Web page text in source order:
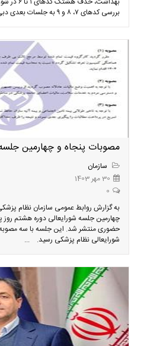
بررسی کدهای ۷، ۸ و ۹ به جلسات بعدی دبی...
مصوبات پنجاه و چهارمین
سازمان
30 مهر 1403
0
به گزارش روابط عمومی سازمان نظام
حضوری منتشر شد. این جلسه با سه
شورایعالی نظام پزشکی رسید. ...